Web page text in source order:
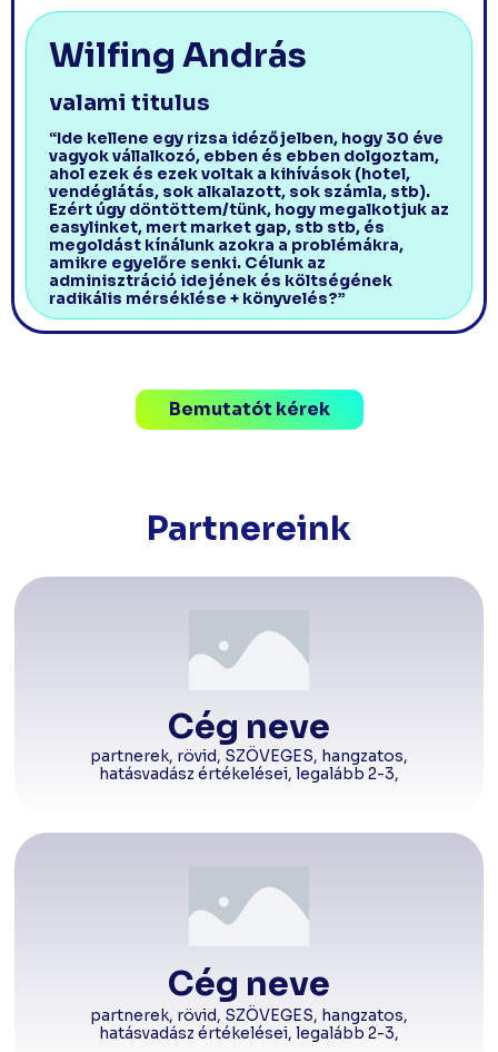
Wilfing András
valami titulus
“Ide kellene egy rizsa idézőjelben, hogy 30 éve
vagyok vállalkozó, ebben és ebben dolgoztam,
ahol ezek és ezek voltak a kihívások (hotel,
vendéglátás, sok alkalazott, sok számla, stb).
Ezért úgy döntöttem/tünk, hogy megalkotjuk az
easylinket, mert market gap, stb stb, és
megoldást kínálunk azokra a problémákra,
amikre egyelőre senki. Célunk az
adminisztráció idejének és költségének
radikális mérséklése + könyvelés?”
Bemutatót kérek
Partnereink
Cég neve
partnerek, rövid, SZÖVEGES, hangzatos,
hatásvadász értékelései, legalább 2-3,
Cég neve
partnerek, rövid, SZÖVEGES, hangzatos,
hatásvadász értékelései, legalább 2-3,